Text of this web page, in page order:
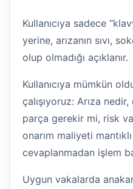
Kullanıcıya sadece
yerine, arızanın sıvı,
olup olmadığı açıklanır.
Kullanıcıya mümkün
çalışıyoruz: Arıza
parça gerekir mi, risk
onarım maliyeti
cevaplanmadan işlem
Uygun vakalarda